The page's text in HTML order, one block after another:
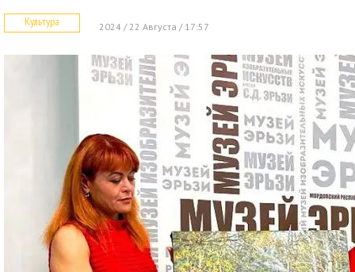
Культура 2024 / 22 Августа / 17:57